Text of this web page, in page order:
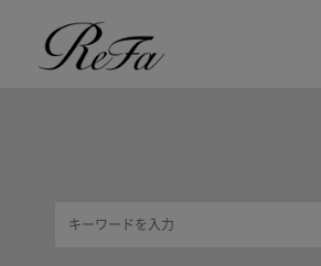
ReFa商品をご紹介します。プレゼント選びの
限定ラッピングバック・ショッパーまたはギ
大切な人への贈り物にリファオリジナルショ
リファロゴが入った、白色のショッパーを6